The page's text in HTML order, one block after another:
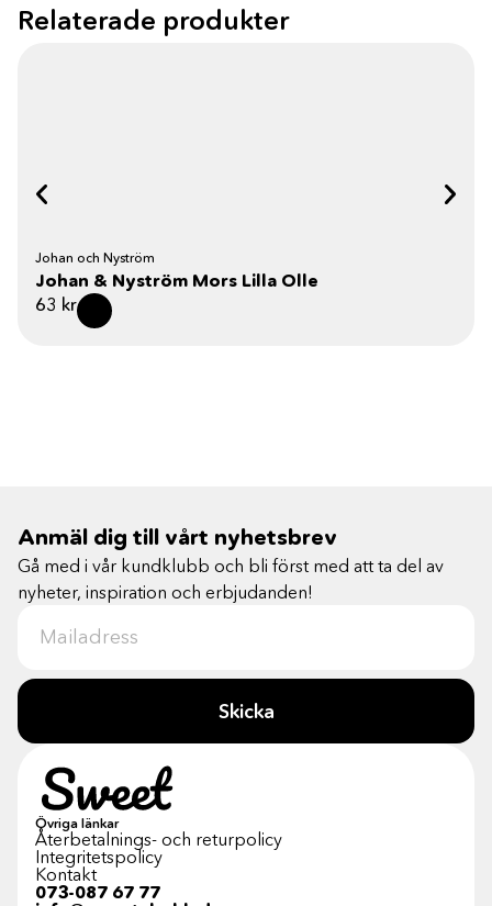
Relaterade produkter
Johan och Nyström
Johan & Nyström Mors Lilla Olle
63 kr
Anmäl dig till vårt nyhetsbrev
Gå med i vår kundklubb och bli först med att ta del av
nyheter, inspiration och erbjudanden!
Skicka
Övriga länkar
Återbetalnings- och returpolicy
Integritetspolicy
Kontakt
073-087 67 77